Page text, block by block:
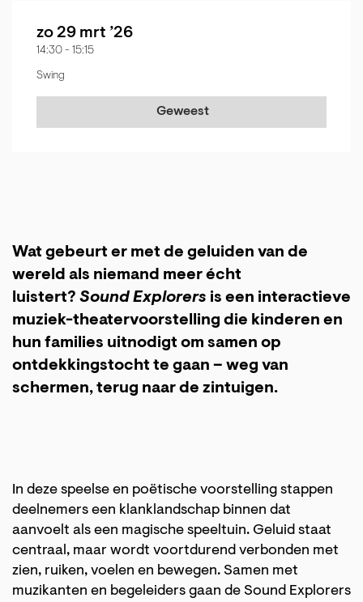
zo 29 mrt ’26
14:30 - 15:15
Swing
Geweest
Wat gebeurt er met de geluiden van de
wereld als niemand meer écht
luistert? Sound Explorers is een interactieve
muziek-theatervoorstelling die kinderen en
hun families uitnodigt om samen op
ontdekkingstocht te gaan – weg van
schermen, terug naar de zintuigen.
In deze speelse en poëtische voorstelling stappen
deelnemers een klanklandschap binnen dat
aanvoelt als een magische speeltuin. Geluid staat
centraal, maar wordt voortdurend verbonden met
zien, ruiken, voelen en bewegen. Samen met
muzikanten en begeleiders gaan de Sound Explorers